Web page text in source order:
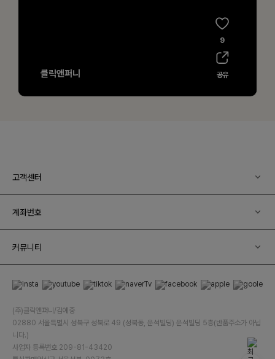
고객센터
계좌번호
커뮤니티
(주)클릭앤퍼니/김예중
02880 서울특별시 성북구 성북로 49 (성북동, 운석빌딩) 운석빌딩 5층(반품주소가 아닙
니다.)
사업자 등록번호 209-81-43420